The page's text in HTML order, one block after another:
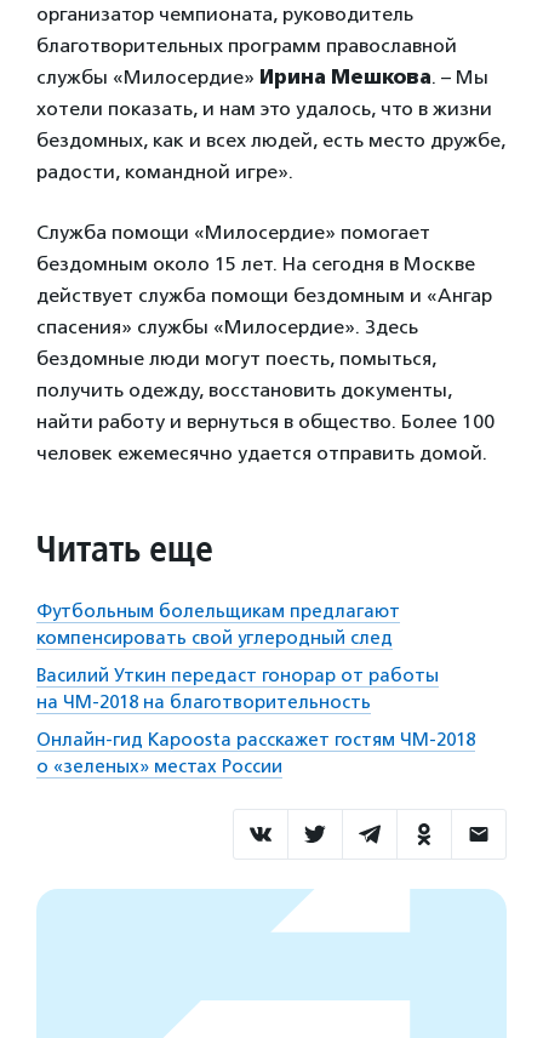
организатор чемпионата, руководитель
благотворительных программ православной
службы «Милосердие» Ирина Мешкова. – Мы
хотели показать, и нам это удалось, что в жизни
бездомных, как и всех людей, есть место дружбе,
радости, командной игре».
Служба помощи «Милосердие» помогает
бездомным около 15 лет. На сегодня в Москве
действует служба помощи бездомным и «Ангар
спасения» службы «Милосердие». Здесь
бездомные люди могут поесть, помыться,
получить одежду, восстановить документы,
найти работу и вернуться в общество. Более 100
человек ежемесячно удается отправить домой.
Читать еще
Футбольным болельщикам предлагают
компенсировать свой углеродный след
Василий Уткин передаст гонорар от работы
на ЧМ-2018 на благотворительность
Онлайн-гид Kapoosta расскажет гостям ЧМ-2018
о «зеленых» местах России